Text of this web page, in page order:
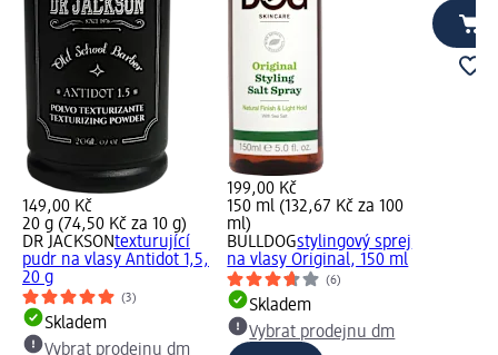
149,00 Kč
20 g (74,50 Kč za 10 g)
DR JACKSONtexturující
pudr na vlasy Antidot 1,5,
20 g
(3)
Skladem
Vybrat prodejnu dm
199,00 Kč
150 ml (132,67 Kč za 100
ml)
BULLDOGstylingový sprej
na vlasy Original, 150 ml
(6)
Skladem
Vybrat prodejnu dm